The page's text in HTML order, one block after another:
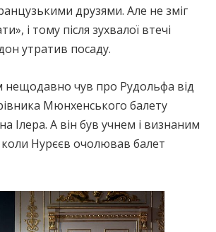
друзями. Але не зміг
і тому після зухвалої втечі
утратив посаду.
нещодавно чув про Рудольфа від
Мюнхенського балету
Ілера. А він був учнем і визнаним
коли Нурєєв очолював балет